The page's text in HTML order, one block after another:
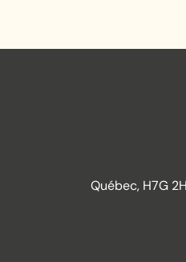
Québec, H7G